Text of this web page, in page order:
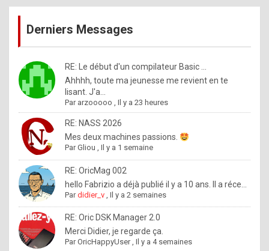
%
m
a
d
b
y
o
l
e
x
publications
Derniers Messages
RE: Le début d'un compilateur Basic ...
Ahhhh, toute ma jeunesse me revient en te
lisant. J'a...
Par arzooooo ,Il y a 23 heures
RE: NASS 2026
Mes deux machines passions.
ParGliou ,Il y a 1 semaine
RE: OricMag 002
hello Fabrizio a déjà publié il y a 10 ans. Il a réce...
Pardidier_v ,Il y a 2 semaines
RE: Oric DSK Manager 2.0
Merci Didier, je regarde ça.
ParOricHappyUser,Il y a 4 semaines